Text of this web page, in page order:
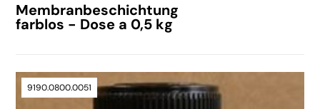
Membranbeschichtung
farblos - Dose a 0,5 kg
9190.0800.0051